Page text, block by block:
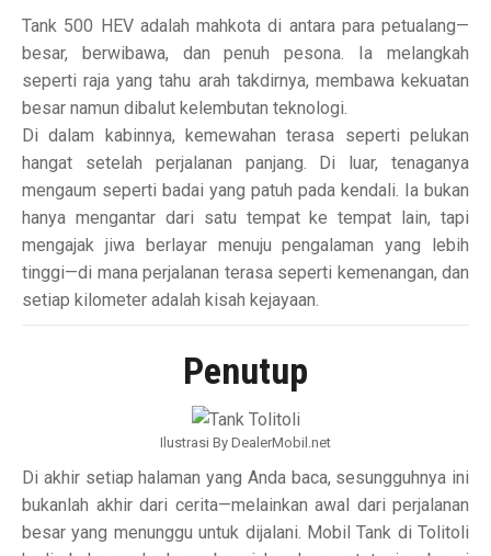
Tank 500 HEV adalah mahkota di antara para petualang—
besar, berwibawa, dan penuh pesona. Ia melangkah
seperti raja yang tahu arah takdirnya, membawa kekuatan
besar namun dibalut kelembutan teknologi.
Di dalam kabinnya, kemewahan terasa seperti pelukan
hangat setelah perjalanan panjang. Di luar, tenaganya
mengaum seperti badai yang patuh pada kendali. Ia bukan
hanya mengantar dari satu tempat ke tempat lain, tapi
mengajak jiwa berlayar menuju pengalaman yang lebih
tinggi—di mana perjalanan terasa seperti kemenangan, dan
setiap kilometer adalah kisah kejayaan.
Penutup
Ilustrasi By DealerMobil.net
Di akhir setiap halaman yang Anda baca, sesungguhnya ini
bukanlah akhir dari cerita—melainkan awal dari perjalanan
besar yang menunggu untuk dijalani. Mobil Tank di Tolitoli